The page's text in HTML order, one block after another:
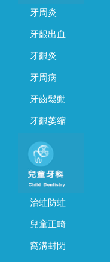
牙周炎
牙齦出血
牙齦炎
牙周病
牙齒鬆動
牙齦萎縮
治蛀防蛀
兒童正畸
窩溝封閉